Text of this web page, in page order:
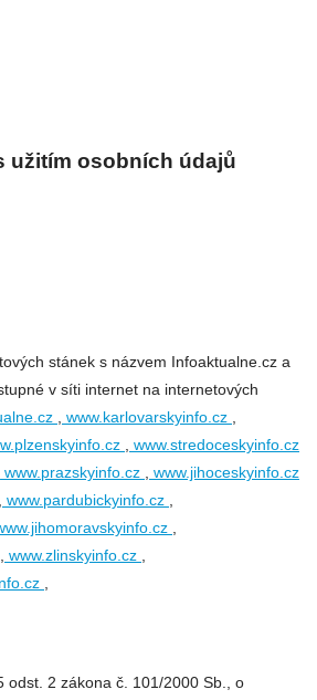
užitím osobních údajů
stánek s názvem Infoaktualne.cz a
v síti internet na internetových
www.karlovarskyinfo.cz
www.stredoceskyinfo.cz
www.prazskyinfo.cz
www.jihoceskyinfo.cz
www.pardubickyinfo.cz
www.zlinskyinfo.cz
odst. 2 zákona č. 101/2000 Sb., o